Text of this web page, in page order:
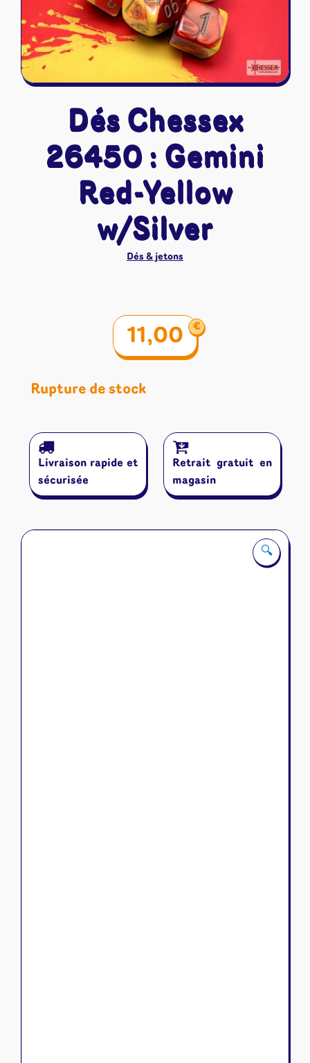
Naruto Mythos
Autres
Tapis de jeu
🔍
Dés Chessex
26450 : Gemini
Red-Yellow
w/Silver
Dés & jetons
11,00 €
Rupture de stock
Livraison rapide et
sécurisée
Retrait gratuit en
magasin